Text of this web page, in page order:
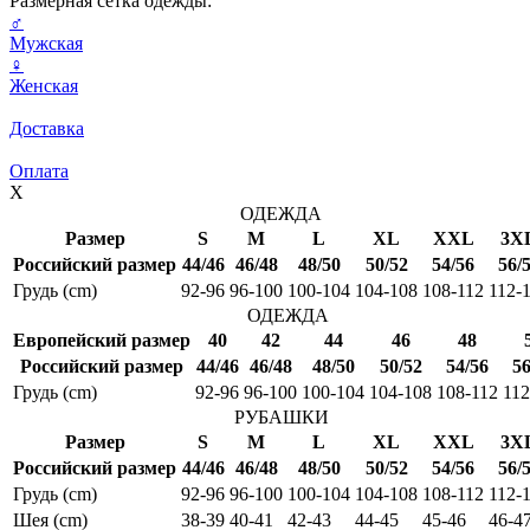
♂
Мужская
♀
Женская
Доставка
Оплата
X
ОДЕЖДА
Размер
S M L XL XXL
Российский размер 44/46 46/48 48/50 50/52 54/56
56/
Грудь (cm)
92-96 96-100 100-104 104-108 108-112 112-
ОДЕЖДА
Европейский размер
40 42 44 46 48
Российский размер
44/46 46/48 48/50 50/52 54/56
Грудь (cm)
92-96 96-100 100-104 104-108 108-112
РУБАШКИ
Размер
S M L XL XXL
Российский размер 44/46 46/48 48/50 50/52 54/56
56/
Грудь (cm)
92-96 96-100 100-104 104-108 108-112 112-
Шея (cm)
38-39 40-41 42-43 44-45 45-46 46-